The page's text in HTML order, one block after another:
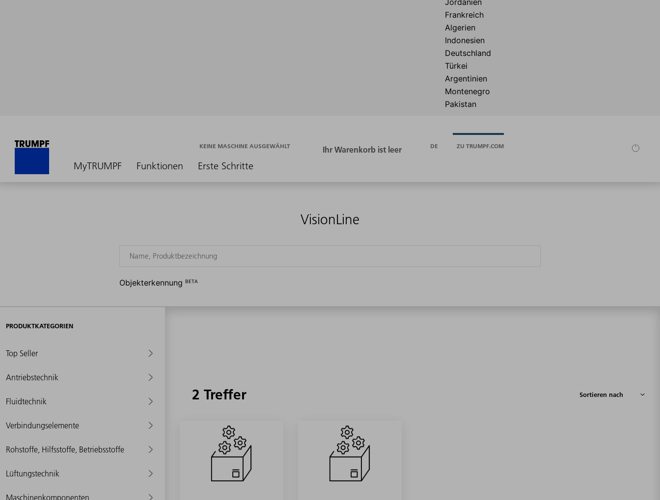
MyTRUMPF Funktionen Erste Schritte
KEINE MASCHINE AUSGEWÄHLT DE ZU TRUMPF.COM
VisionLine
Objekterkennung ᴮᴱᵀᴬ
PRODUKTKATEGORIEN
Top Seller
Antriebstechnik
Fluidtechnik
Verbindungselemente
Rohstoffe, Hilfsstoffe, Betriebsstoffe
Lüftungstechnik
Maschinenkomponenten
2 Treffer